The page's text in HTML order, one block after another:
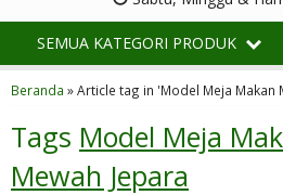
SEMUA KATEGORI PRODUK
Beranda »Article tag in 'Model Meja Makan
Tags Model Meja
Mewah Jepara